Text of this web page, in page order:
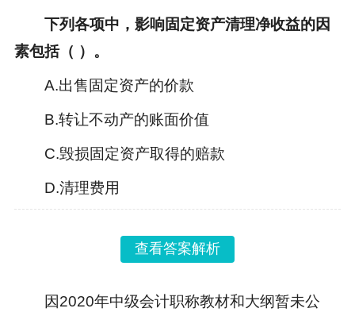
下列各项中，影响固定资产清理净收益的因
素包括（ ）。
A.出售固定资产的价款
B.转让不动产的账面价值
C.毁损固定资产取得的赔款
D.清理费用
查看答案解析
因2020年中级会计职称教材和大纲暂未公